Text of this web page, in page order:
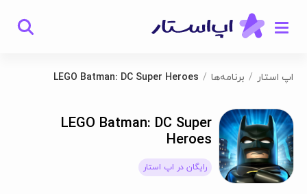
اپ استار برنامه‌ها LEGO Batman: DC Super Heroes
LEGO Batman: DC Super
Heroes
رایگان در اپ استار